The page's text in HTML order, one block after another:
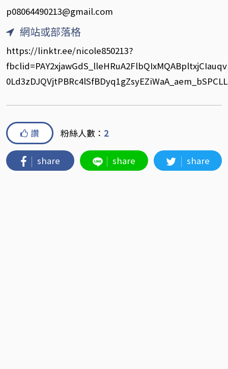
p08064490213@gmail.com
網站或部落格
https://linktr.ee/nicole850213?
讚 粉絲人數： 2
share share share